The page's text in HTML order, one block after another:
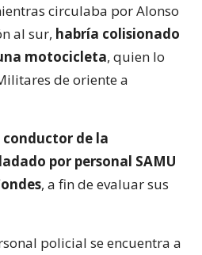
circulaba por Alonso
al sur, habría colisionado
motocicleta, quien lo
de oriente a
conductor de la
por personal SAMU
, a fin de evaluar sus
policial se encuentra a